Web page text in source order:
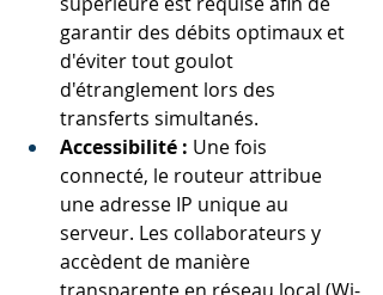
garantir des débits optimaux et
d'éviter tout goulot
d'étranglement lors des
transferts simultanés.
Accessibilité : Une fois
connecté, le routeur attribue
une adresse IP unique au
serveur. Les collaborateurs y
accèdent de manière